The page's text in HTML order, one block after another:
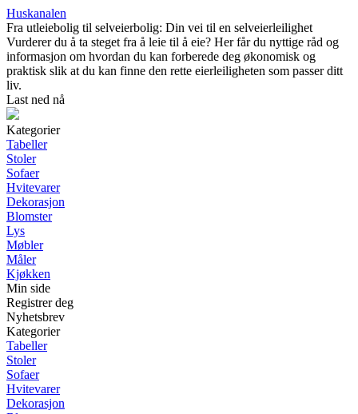
Huskanalen
Fra utleiebolig til selveierbolig: Din vei til en selveierleilighet
Vurderer du å ta steget fra å leie til å eie? Her får du nyttige råd og
informasjon om hvordan du kan forberede deg økonomisk og
praktisk slik at du kan finne den rette eierleiligheten som passer ditt
liv.
Last ned nå
Kategorier
Tabeller
Stoler
Sofaer
Hvitevarer
Dekorasjon
Blomster
Lys
Møbler
Måler
Kjøkken
Min side
Registrer deg
Nyhetsbrev
Kategorier
Tabeller
Stoler
Sofaer
Hvitevarer
Dekorasjon